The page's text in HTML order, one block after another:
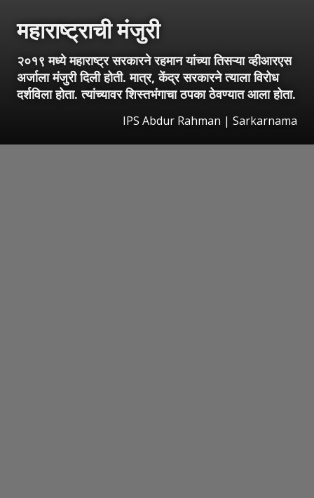
महाराष्ट्राची मंजुरी
२०१९ मध्ये महाराष्ट्र सरकारने रहमान यांच्या तिसऱ्या व्हीआरएस
अर्जाला मंजुरी दिली होती. मात्र, केंद्र सरकारने त्याला विरोध
दर्शविला होता. त्यांच्यावर शिस्तभंगाचा ठपका ठेवण्यात आला होता.
IPS Abdur Rahman | Sarkarnama